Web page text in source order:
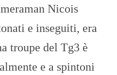
Nicois
e inseguiti, era
troupe del Tg3 è
e a spintoni